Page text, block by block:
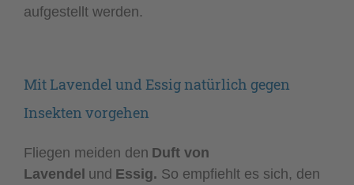
aufgestellt werden.
Mit Lavendel und Essig natürlich gegen
Insekten vorgehen
Fliegen meiden den Duft von
Lavendel und Essig. So empfiehlt es sich, den